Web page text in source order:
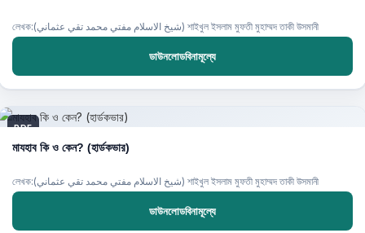
লেখক:(شيخ الاسلام مفتي محمد تقي عثماني) শাইখুল ইসলাম মুফতী মুহাম্মদ তাকী উসমানী
ডাউনলোডবিনামূল্যে
PDF
মাযহাব কি ও কেন? (হার্ডকভার)
লেখক:(شيخ الاسلام مفتي محمد تقي عثماني) শাইখুল ইসলাম মুফতী মুহাম্মদ তাকী উসমানী
ডাউনলোডবিনামূল্যে